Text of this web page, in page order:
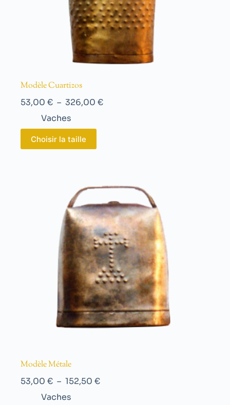
Modèle Cuartizos
53,00 € – 326,00 €
Vaches
Choisir la taille
Modèle Métale
53,00 € – 152,50 €
Vaches